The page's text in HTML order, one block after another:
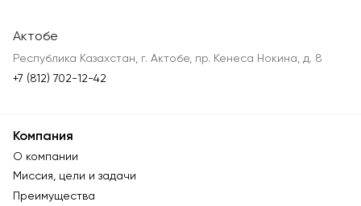
Актобе
Республика Казахстан, г. Актобе, пр. Кенеса Нокина, д. 8
+7 (812) 702-12-42
Компания
О компании
Миссия, цели и задачи
Преимущества